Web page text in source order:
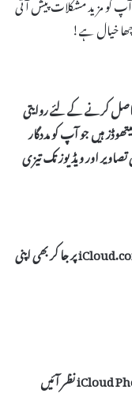
کرنے کے لئے روایتی
ہیں جو آپ کو مددگار
تصاویراورویڈیوزتک تیزی
پر جا کر بھی اپنی
iCloudنظر آئیں